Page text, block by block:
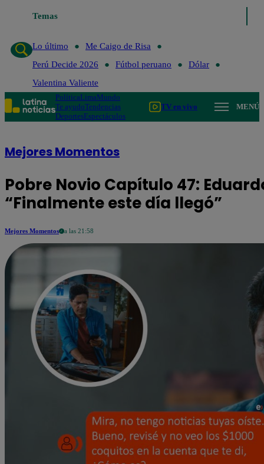
Temas
Lo último
Me Caigo de Risa
Perú Decide 2026
Fútbol peruano
Dólar
Valentina Valiente
PolíticaLimaMundo
Te ayudoTendencias
DeportesEspectáculos
TV en vivo MENÚ
Mejores Momentos
Pobre Novio Capítulo 47:
“Finalmente este día llegó”
Mejores Momentos a las 21:58